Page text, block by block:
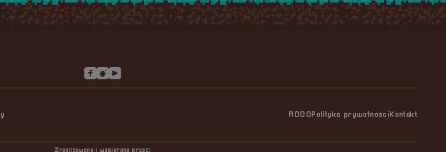
RODO Polityka prywatności Kontakt
Zrealizowane i wspierane przez: